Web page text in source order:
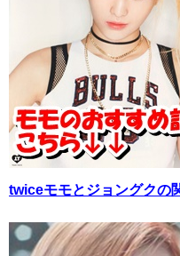
twiceモモとジョングクの